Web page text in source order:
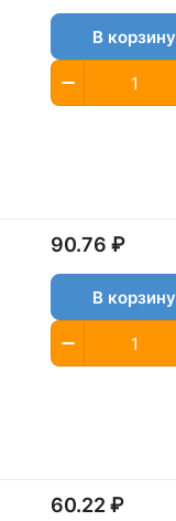
В корзину
90.76 ₽
В корзину
60.22 ₽